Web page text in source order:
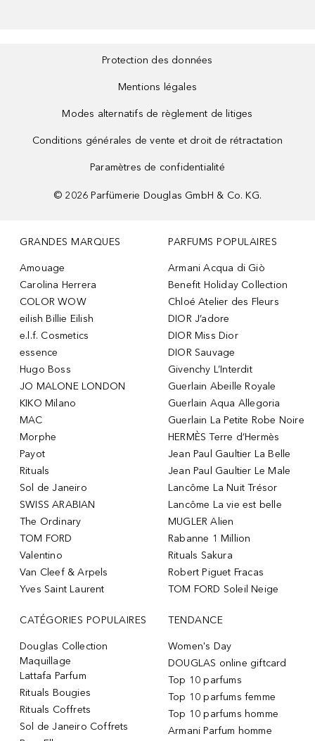
Protection des données
Mentions légales
Modes alternatifs de règlement de litiges
Conditions générales de vente et droit de rétractation
Paramètres de confidentialité
© 2026 Parfümerie Douglas GmbH & Co. KG.
GRANDES MARQUES
Amouage
Carolina Herrera
COLOR WOW
eilish Billie Eilish
e.l.f. Cosmetics
essence
Hugo Boss
JO MALONE LONDON
KIKO Milano
MAC
Morphe
Payot
Rituals
Sol de Janeiro
SWISS ARABIAN
The Ordinary
TOM FORD
Valentino
Van Cleef & Arpels
Yves Saint Laurent
PARFUMS POPULAIRES
Armani Acqua di Giò
Benefit Holiday Collection
Chloé Atelier des Fleurs
DIOR J’adore
DIOR Miss Dior
DIOR Sauvage
Givenchy L’Interdit
Guerlain Abeille Royale
Guerlain Aqua Allegoria
Guerlain La Petite Robe Noire
HERMÈS Terre d’Hermès
Jean Paul Gaultier La Belle
Jean Paul Gaultier Le Male
Lancôme La Nuit Trésor
Lancôme La vie est belle
MUGLER Alien
Rabanne 1 Million
Rituals Sakura
Robert Piguet Fracas
TOM FORD Soleil Neige
CATÉGORIES POPULAIRES
Douglas Collection
Maquillage
Lattafa Parfum
Rituals Bougies
Rituals Coffrets
Sol de Janeiro Coffrets
TENDANCE
Women's Day
DOUGLAS online giftcard
Top 10 parfums
Top 10 parfums femme
Top 10 parfums homme
Armani Parfum homme